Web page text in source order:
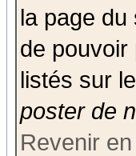
la page
de pouvoir
listés sur
poster de
Revenir